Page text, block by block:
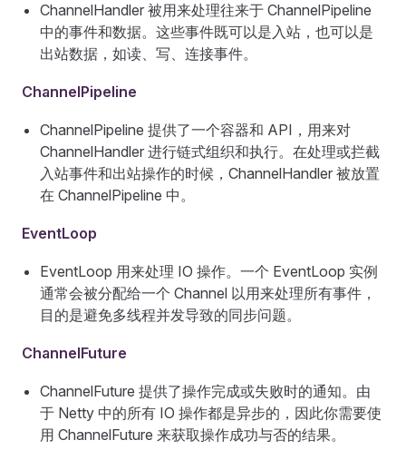
ChannelHandler 被用来处理往来于 ChannelPipeline
中的事件和数据。这些事件既可以是入站，也可以是
出站数据，如读、写、连接事件。
ChannelPipeline
ChannelPipeline 提供了一个容器和 API，用来对
ChannelHandler 进行链式组织和执行。在处理或拦截
入站事件和出站操作的时候，ChannelHandler 被放置
在 ChannelPipeline 中。
EventLoop
EventLoop 用来处理 IO 操作。一个 EventLoop 实例
通常会被分配给一个 Channel 以用来处理所有事件，
目的是避免多线程并发导致的同步问题。
ChannelFuture
ChannelFuture 提供了操作完成或失败时的通知。由
于 Netty 中的所有 IO 操作都是异步的，因此你需要使
用 ChannelFuture 来获取操作成功与否的结果。